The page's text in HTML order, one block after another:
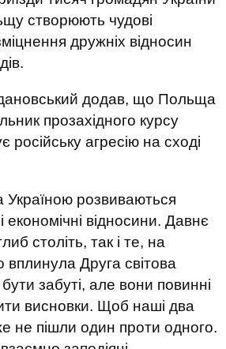
створюють чудові
дружніх відносин
додав, що Польща
прозахідного курсу
російську агресію на сході
розвиваються
економічні відносини. Давнє
століть, так і те, на
вплинула Друга світова
забуті, але вони повинні
висновки. Щоб наші два
не пішли один проти одного.